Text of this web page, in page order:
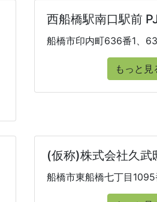
西船橋駅南口駅前
船橋市印内町636番1、
もっと見
(仮称)株式会社久武
船橋市東船橋七丁目1095